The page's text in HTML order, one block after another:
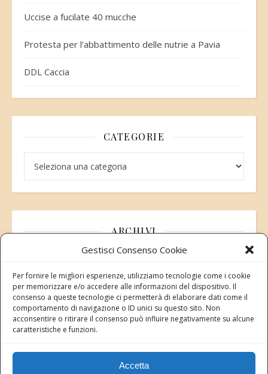
Gestisci Consenso Cookie
Per fornire le migliori esperienze, utilizziamo tecnologie come i cookie
per memorizzare e/o accedere alle informazioni del dispositivo. Il
consenso a queste tecnologie ci permetterà di elaborare dati come il
comportamento di navigazione o ID unici su questo sito. Non
acconsentire o ritirare il consenso può influire negativamente su alcune
caratteristiche e funzioni.
Accetta
Uccise a fucilate 40 mucche
Protesta per l’abbattimento delle nutrie a Pavia
DDL Caccia
CATEGORIE
ARCHIVI
Modifica consenso
Stato attuale: Negato